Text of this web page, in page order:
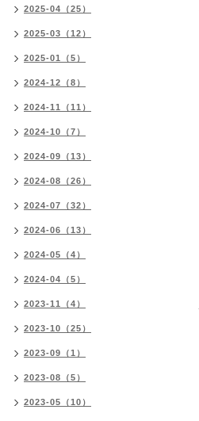
2025-04（25）
2025-03（12）
2025-01（5）
2024-12（8）
2024-11（11）
2024-10（7）
2024-09（13）
2024-08（26）
2024-07（32）
2024-06（13）
2024-05（4）
2024-04（5）
2023-11（4）
2023-10（25）
2023-09（1）
2023-08（5）
2023-05（10）